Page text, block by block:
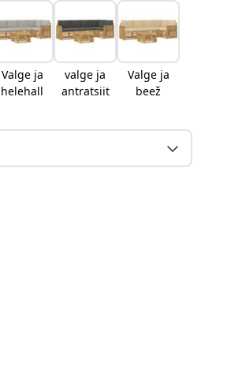
helehall
Valge ja
helehall
valge ja
antratsiit
Valge ja
beež